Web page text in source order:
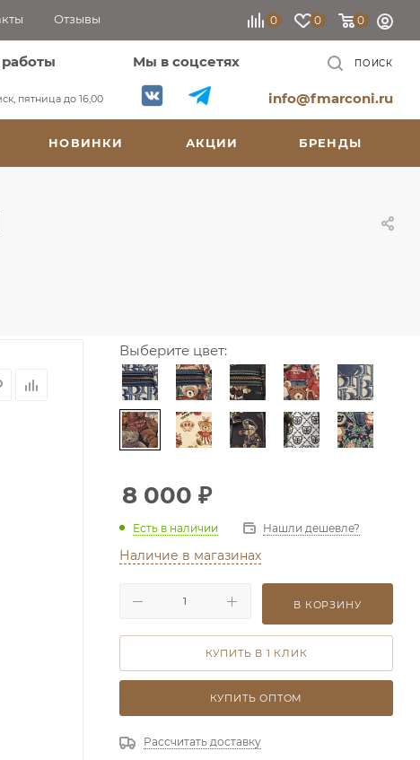
Отзывы 0 0 0
пятница до 16,00
Мы в соцсетях ПОИСК
info@fmarconi.ru
НОВИНКИ АКЦИИ БРЕНДЫ
Выберите цвет:
8 000 ₽
Есть в наличии Нашли дешевле?
Наличие в магазинах
В КОРЗИНУ
КУПИТЬ В 1 КЛИК
КУПИТЬ ОПТОМ
Рассчитать доставку